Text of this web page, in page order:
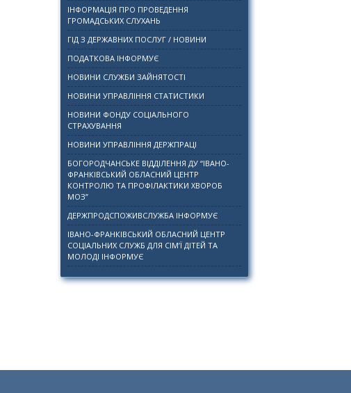
ІНФОРМАЦІЯ ПРО ПРОВЕДЕННЯ
ГРОМАДСЬКИХ СЛУХАНЬ
ГІД З ДЕРЖАВНИХ ПОСЛУГ / НОВИНИ
ПОДАТКОВА ІНФОРМУЄ
НОВИНИ СЛУЖБИ ЗАЙНЯТОСТІ
НОВИНИ УПРАВЛІННЯ СТАТИСТИКИ
НОВИНИ ФОНДУ СОЦІАЛЬНОГО
СТРАХУВАННЯ
НОВИНИ УПРАВЛІННЯ ДЕРЖПРАЦІ
БОГОРОДЧАНСЬКЕ ВІДДІЛЕННЯ ДУ “ІВАНО-
ФРАНКІВСЬКИЙ ОБЛАСНИЙ ЦЕНТР
КОНТРОЛЮ ТА ПРОФІЛАКТИКИ ХВОРОБ
МОЗ”
ДЕРЖПРОДСПОЖИВСЛУЖБА ІНФОРМУЄ
ІВАНО-ФРАНКІВСЬКИЙ ОБЛАСНИЙ ЦЕНТР
СОЦІАЛЬНИХ СЛУЖБ ДЛЯ СІМ’Ї ДІТЕЙ ТА
МОЛОДІ ІНФОРМУЄ